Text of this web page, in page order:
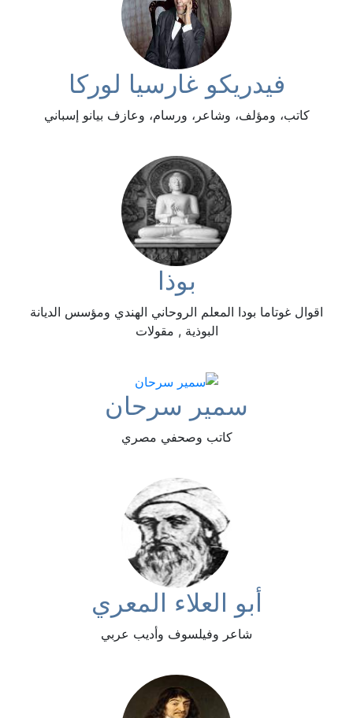
فيدريكو غارسيا لوركا
كاتب، ومؤلف، وشاعر، ورسام، وعازف بيانو إسباني
بوذا
اقوال غوتاما بودا المعلم الروحاني الهندي ومؤسس الديانة
البوذية , مقولات
سمير سرحان
كاتب وصحفي مصري
أبو العلاء المعري
شاعر وفيلسوف وأديب عربي